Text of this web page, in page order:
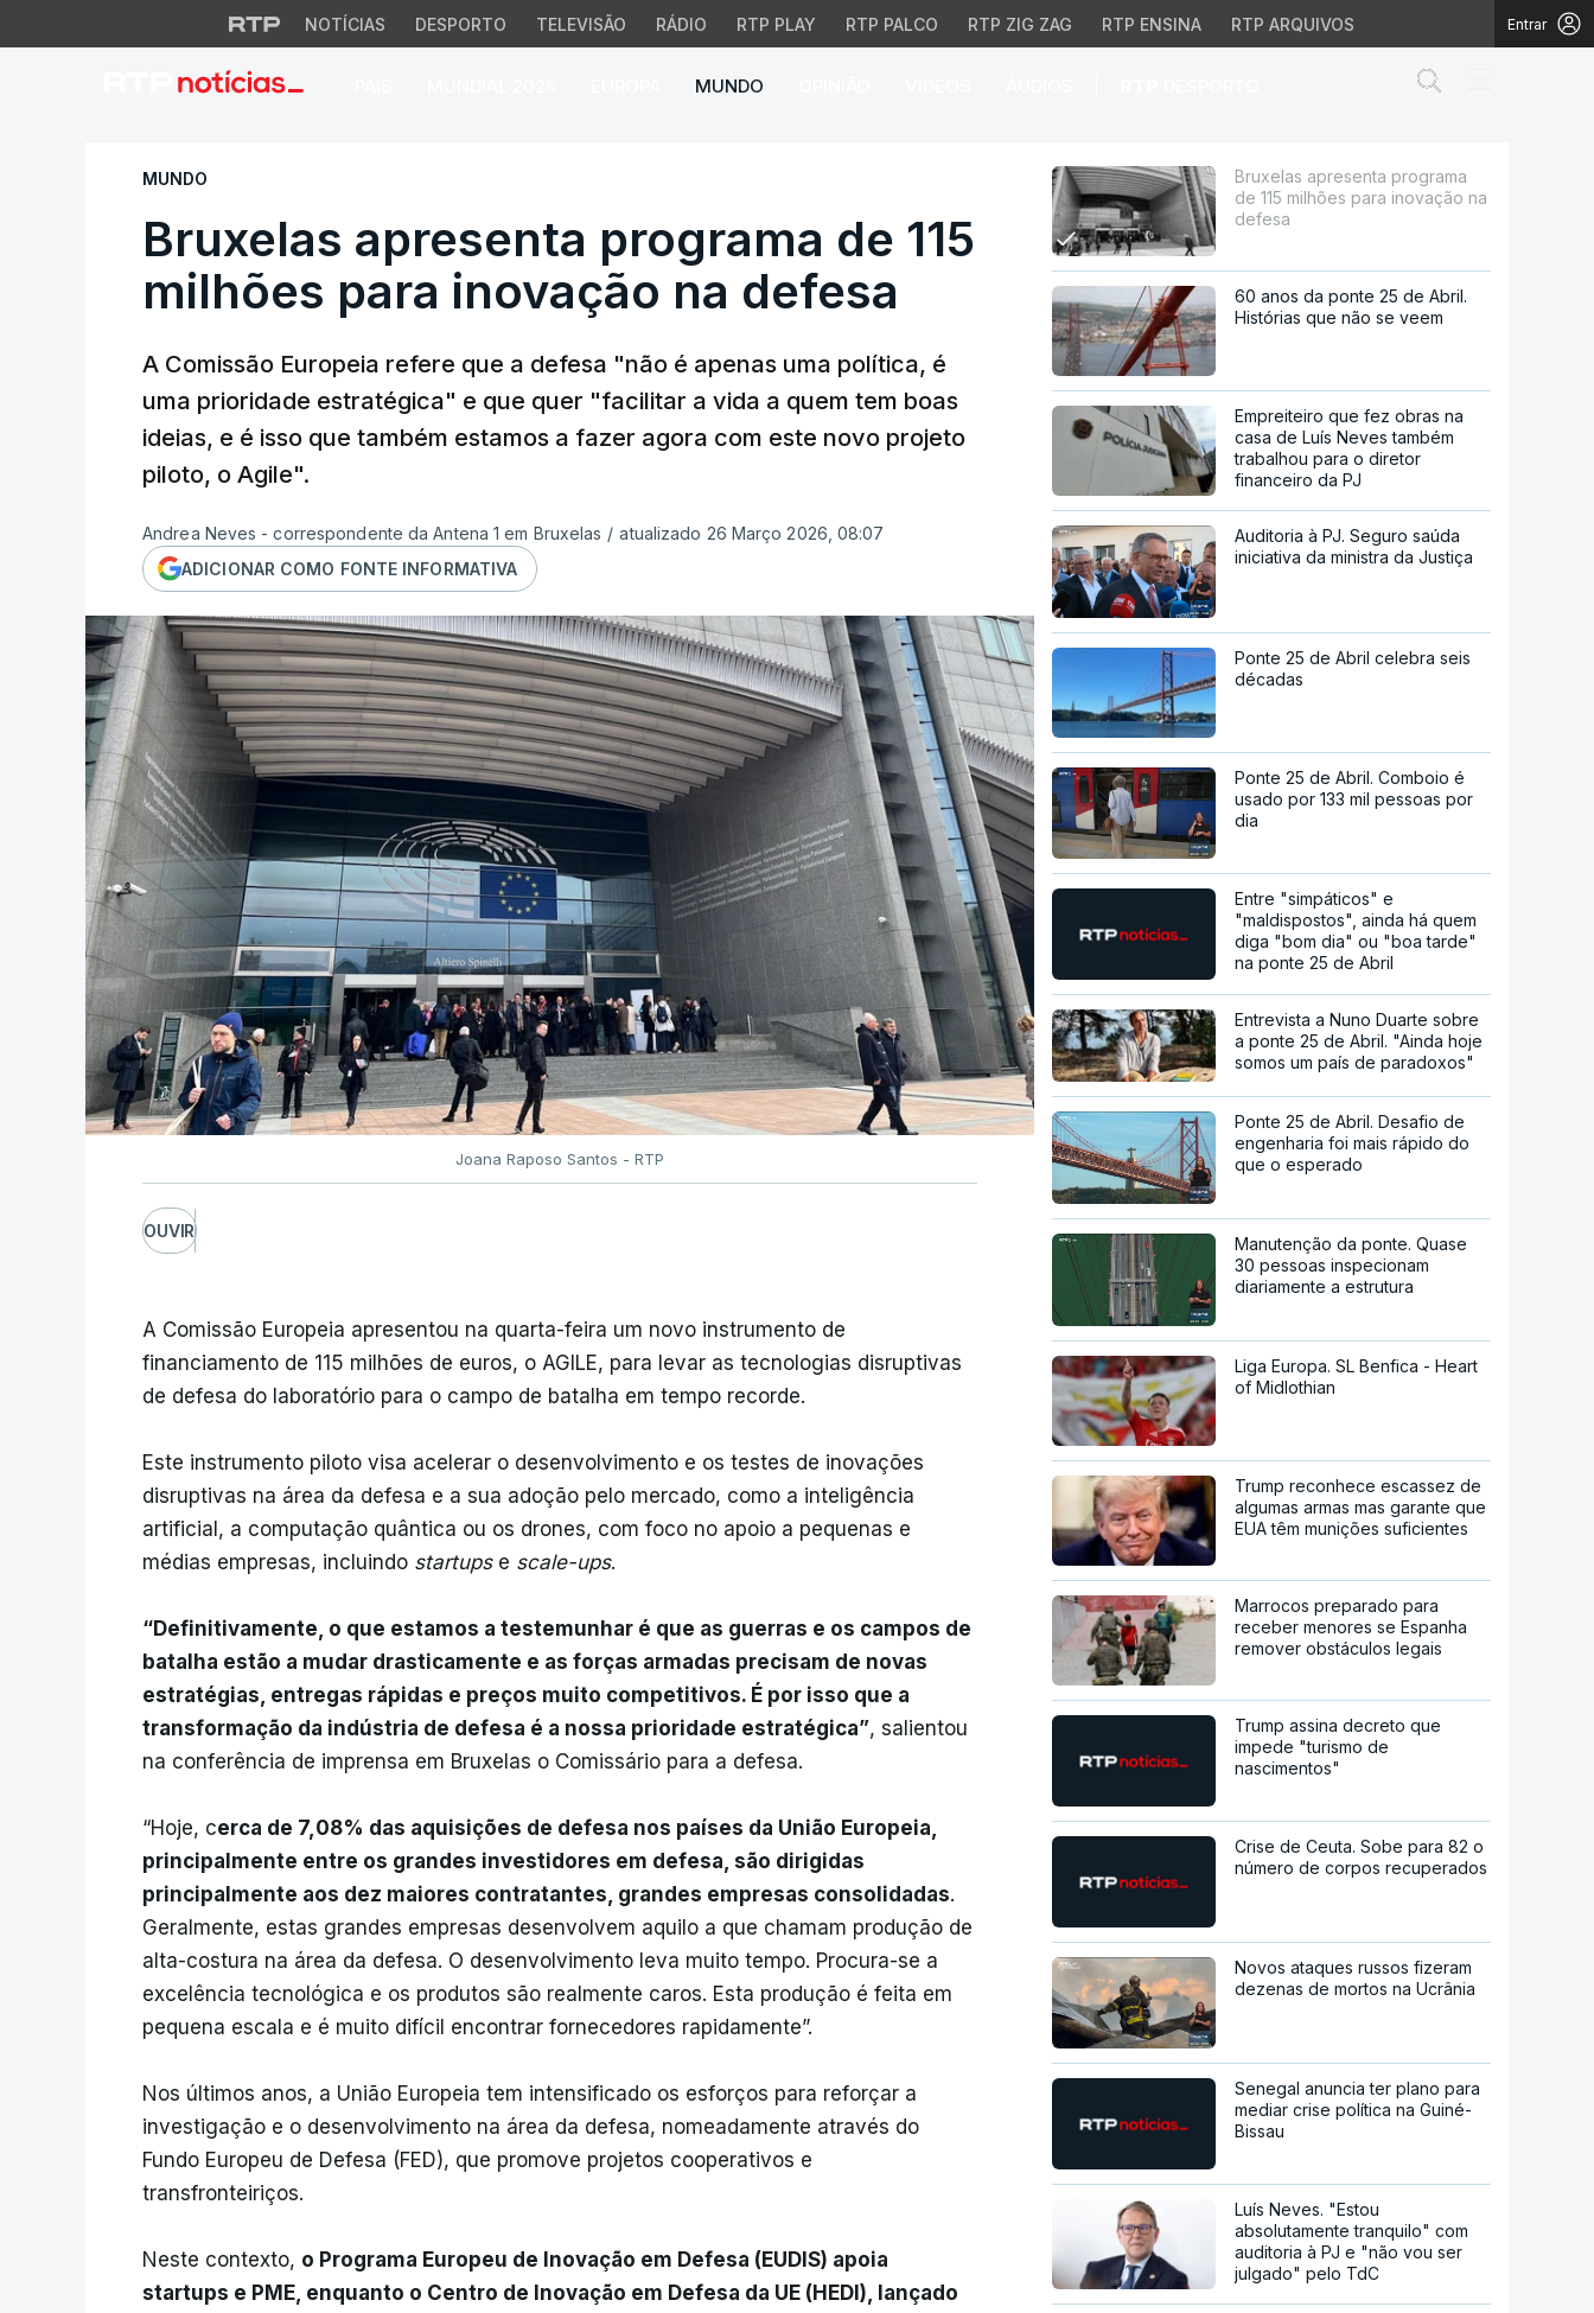
NOTÍCIAS DESPORTO TELEVISÃO RÁDIO RTP PLAY RTP PALCO RTP ZIG ZAG RTP ENSINA RTP ARQUIVOS Entrar
MUNDO
Bruxelas apresenta programa de 115 milhões para inovação na
MUNDO
Bruxelas apresenta programa de 115
milhões para inovação na defesa
A Comissão Europeia refere que a defesa "não é apenas uma política, é
uma prioridade estratégica" e que quer "facilitar a vida a quem tem boas
ideias, e é isso que também estamos a fazer agora com este novo projeto
piloto, o Agile".
Andrea Neves - correspondente da Antena 1 em Bruxelas / atualizado 26 Março 2026, 08:07
ADICIONAR COMO FONTE INFORMATIVA
Joana Raposo Santos - RTP
OUVIR
A Comissão Europeia apresentou na quarta-feira um novo instrumento de
financiamento de 115 milhões de euros, o AGILE, para levar as tecnologias disruptivas
de defesa do laboratório para o campo de batalha em tempo recorde.
Este instrumento piloto visa acelerar o desenvolvimento e os testes de inovações
disruptivas na área da defesa e a sua adoção pelo mercado, como a inteligência
artificial, a computação quântica ou os drones, com foco no apoio a pequenas e
médias empresas, incluindo startupse scale-ups.
“Definitivamente, o que estamos a testemunhar é que as guerras e os campos de
batalha estão a mudar drasticamente e as forças armadas precisam de novas
estratégias, entregas rápidas e preços muito competitivos. É por isso que a
transformação da indústria de defesa é a nossa prioridade estratégica”, salientou
na conferência de imprensa em Bruxelas o Comissário para a defesa.
“Hoje, cerca de 7,08% das aquisições de defesa nos países da União Europeia,
principalmente entre os grandes investidores em defesa, são dirigidas
principalmente aos dez maiores contratantes, grandes empresas consolidadas.
Geralmente, estas grandes empresas desenvolvem aquilo a que chamam produção de
alta-costura na área da defesa. O desenvolvimento leva muito tempo. Procura-se a
excelência tecnológica e os produtos são realmente caros. Esta produção é feita em
pequena escala e é muito difícil encontrar fornecedores rapidamente”.
Nos últimos anos, a União Europeia tem intensificado os esforços para reforçar a
investigação e o desenvolvimento na área da defesa, nomeadamente através do
Fundo Europeu de Defesa (FED), que promove projetos cooperativos e
transfronteiriços.
Neste contexto, o Programa Europeu de Inovação em Defesa (EUDIS) apoia
startups e PME, enquanto o Centro de Inovação em Defesa da UE (HEDI), lançado
Bruxelas apresenta programa
de 115 milhões para inovação na
defesa
60 anos da ponte 25 de Abril.
Histórias que não se veem
Empreiteiro que fez obras na
casa de Luís Neves também
trabalhou para o diretor
financeiro da PJ
Auditoria à PJ. Seguro saúda
iniciativa da ministra da Justiça
Ponte 25 de Abril celebra seis
décadas
Ponte 25 de Abril. Comboio é
usado por 133 mil pessoas por
dia
Entre "simpáticos" e
"maldispostos", ainda há quem
diga "bom dia" ou "boa tarde"
na ponte 25 de Abril
Entrevista a Nuno Duarte sobre
a ponte 25 de Abril. "Ainda hoje
somos um país de paradoxos"
Ponte 25 de Abril. Desafio de
engenharia foi mais rápido do
que o esperado
Manutenção da ponte. Quase
30 pessoas inspecionam
diariamente a estrutura
Liga Europa. SL Benfica - Heart
of Midlothian
Trump reconhece escassez de
algumas armas mas garante que
EUA têm munições suficientes
Marrocos preparado para
receber menores se Espanha
remover obstáculos legais
Trump assina decreto que
impede "turismo de
nascimentos"
Crise de Ceuta. Sobe para 82 o
número de corpos recuperados
Novos ataques russos fizeram
dezenas de mortos na Ucrânia
Senegal anuncia ter plano para
mediar crise política na Guiné-
Bissau
Luís Neves. "Estou
absolutamente tranquilo" com
auditoria à PJ e "não vou ser
julgado" pelo TdC